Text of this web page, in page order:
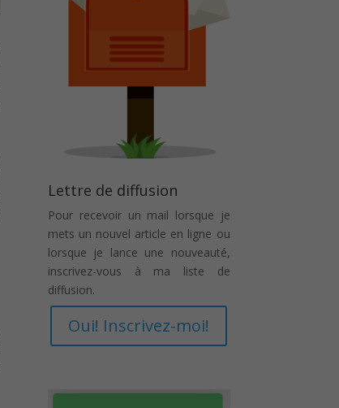
Lettre de diffusion
Pour recevoir un mail lorsque je
mets un nouvel article en ligne ou
lorsque je lance une nouveauté,
inscrivez-vous à ma liste de
diffusion.
Oui! Inscrivez-moi!